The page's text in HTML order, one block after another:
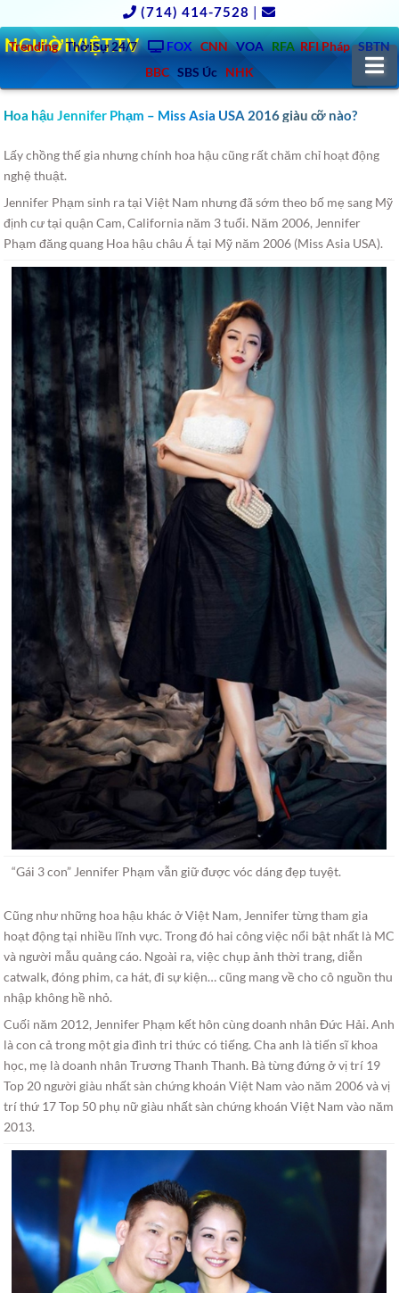
(714) 414-7528 |
Trending ThờiSự 24/7 FOX CNN VOA RFA RFI Pháp SBTN
BBC SBS Úc NHK
NGƯỜIVIỆT.TV
Hoa hậu Jennifer Phạm – Miss Asia USA 2016 giàu cỡ nào?
Lấy chồng thế gia nhưng chính hoa hậu cũng rất chăm chỉ hoạt động
nghệ thuật.
Jennifer Phạm sinh ra tại Việt Nam nhưng đã sớm theo bố mẹ sang Mỹ
định cư tại quận Cam, California năm 3 tuổi. Năm 2006, Jennifer
Phạm đăng quang Hoa hậu châu Á tại Mỹ năm 2006 (Miss Asia USA).
“Gái 3 con” Jennifer Phạm vẫn giữ được vóc dáng đẹp tuyệt.
Cũng như những hoa hậu khác ở Việt Nam, Jennifer từng tham gia
hoạt động tại nhiều lĩnh vực. Trong đó hai công việc nổi bật nhất là MC
và người mẫu quảng cáo. Ngoài ra, việc chụp ảnh thời trang, diễn
catwalk, đóng phim, ca hát, đi sự kiện… cũng mang về cho cô nguồn thu
nhập không hề nhỏ.
Cuối năm 2012, Jennifer Phạm kết hôn cùng doanh nhân Đức Hải. Anh
là con cả trong một gia đình tri thức có tiếng. Cha anh là tiến sĩ khoa
học, mẹ là doanh nhân Trương Thanh Thanh. Bà từng đứng ở vị trí 19
Top 20 người giàu nhất sàn chứng khoán Việt Nam vào năm 2006 và vị
trí thứ 17 Top 50 phụ nữ giàu nhất sàn chứng khoán Việt Nam vào năm
2013.